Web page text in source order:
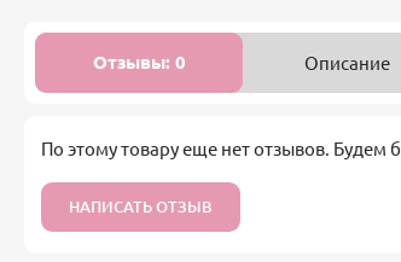
Отзывы: 0 Описание
По этому товару еще нет отзывов. Будем
НАПИСАТЬ ОТЗЫВ